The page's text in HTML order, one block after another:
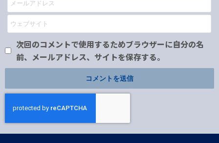
次回のコメントで使用するためブラウザーに自分の名
前、メールアドレス、サイトを保存する。